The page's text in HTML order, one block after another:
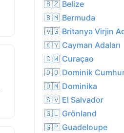
🇧🇿 Belize
🇧🇲 Bermuda
🇻🇬 Britanya Virjin
🇰🇾 Cayman Adaları
🇨🇼 Curaçao
🇩🇴 Dominik
🇩🇲 Dominika
🇸🇻 El Salvador
🇬🇱 Grönland
🇬🇵 Guadeloupe